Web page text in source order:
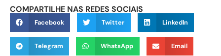
COMPARTILHE NAS REDES SOCIAIS
Facebook Twitter LinkedIn
Telegram WhatsApp Email